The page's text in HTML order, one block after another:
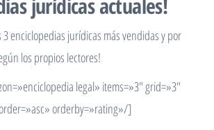
jurídicas actuales!
3 enciclopedias jurídicas más vendidas y por
los propios lectores!
legal» items=»3″ grid=»3″
orderby=»rating»/]